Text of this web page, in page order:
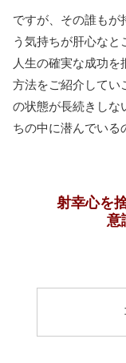
ですが、その誰もが
う気持ちが肝心なと
人生の確実な成功を
方法をご紹介してい
の状態が長続きしな
ちの中に潜んでいる
射幸心を
意